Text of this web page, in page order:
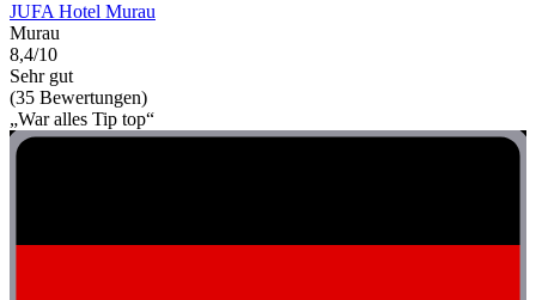
JUFA Hotel Murau
Murau
8,4/10
Sehr gut
(35 Bewertungen)
„War alles Tip top“